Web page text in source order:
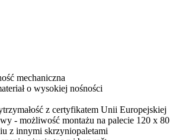
mechaniczna
o wysokiej nośności
z certyfikatem Unii Europejskiej
- możliwość montażu na palecie 120 x 80
z innymi skrzyniopaletami